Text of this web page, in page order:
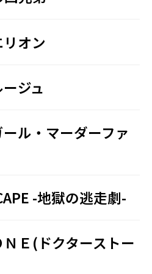
オン
ジュ
ル・マーダーファ
-地獄の逃走劇-
ＮＥ(ドクターストー